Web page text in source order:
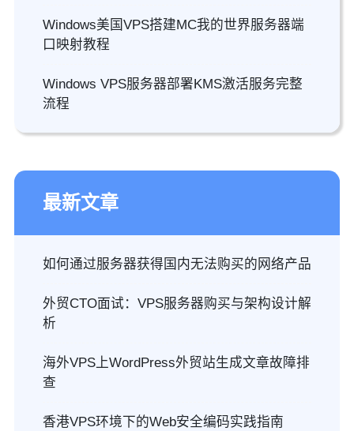
Windows美国VPS搭建MC我的世界服务器端
口映射教程
Windows VPS服务器部署KMS激活服务完整
流程
最新文章
如何通过服务器获得国内无法购买的网络产品
外贸CTO面试：VPS服务器购买与架构设计解
析
海外VPS上WordPress外贸站生成文章故障排
查
香港VPS环境下的Web安全编码实践指南